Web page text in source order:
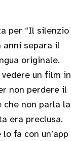
per “Il silenzio
anni separa il
originale.
un film in
non perdere il
che non parla la
era preclusa.
fa con un’app